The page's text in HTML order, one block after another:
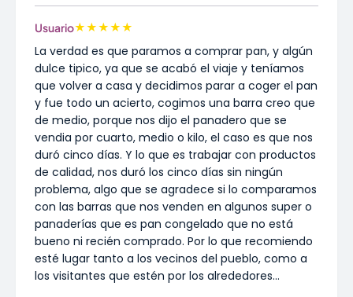
Usuario★★★★★
La verdad es que paramos a comprar pan, y algún
dulce tipico, ya que se acabó el viaje y teníamos
que volver a casa y decidimos parar a coger el pan
y fue todo un acierto, cogimos una barra creo que
de medio, porque nos dijo el panadero que se
vendia por cuarto, medio o kilo, el caso es que nos
duró cinco días. Y lo que es trabajar con productos
de calidad, nos duró los cinco días sin ningún
problema, algo que se agradece si lo comparamos
con las barras que nos venden en algunos super o
panaderías que es pan congelado que no está
bueno ni recién comprado. Por lo que recomiendo
esté lugar tanto a los vecinos del pueblo, como a
los visitantes que estén por los alrededores...